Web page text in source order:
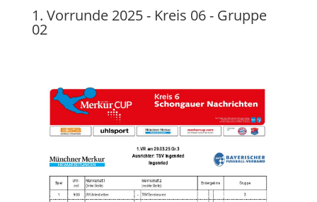
1. Vorrunde 2025 - Kreis 06 - Gruppe
02